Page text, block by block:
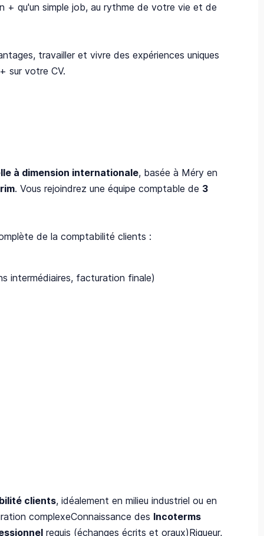
+ qu'un simple job, au rythme de votre vie et de
travailler et vivre des expériences uniques
sur votre CV.
à dimension internationale, basée à Méry en
. Vous rejoindrez une équipe comptable de 3
de la comptabilité clients :
intermédiaires, facturation finale)
clients, idéalement en milieu industriel ou en
complexeConnaissance des Incoterms
requis (échanges écrits et oraux)Rigueur,